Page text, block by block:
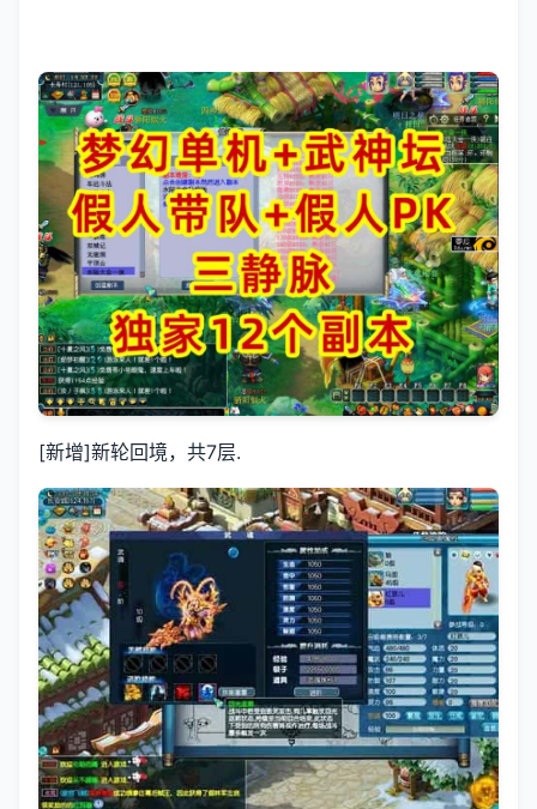
[新增]新轮回境，共7层.